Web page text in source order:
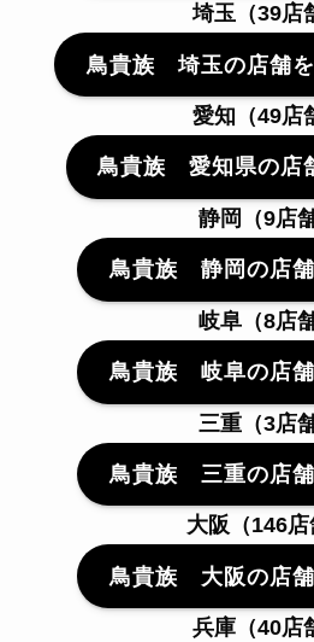
埼玉（39店
鳥貴族 埼玉の店舗
愛知（49店
鳥貴族 愛知県の店
静岡（9店舗
鳥貴族 静岡の店舗
岐阜（8店舗
鳥貴族 岐阜の店舗
三重（3店舗
鳥貴族 三重の店舗
大阪（146店
鳥貴族 大阪の店舗
兵庫（40店